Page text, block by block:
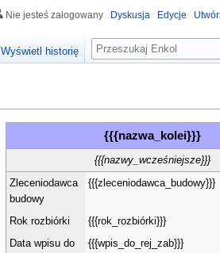
{{{nazwa_kolei}}}
{{{nazwy_wcześniejsze}}}
Zleceniodawca
budowy
{{{zleceniodawca_budowy}}}
Rok rozbiórki
{{{rok_rozbiórki}}}
Data wpisu do
{{{wpis_do_rej_zab}}}
Nie jesteś zalogowany Dyskusja Edycje
Wyświetl historię
Szukaj